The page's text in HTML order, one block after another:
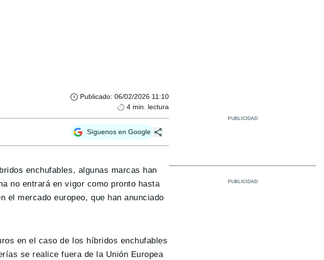
Publicado: 06/02/2026 11:10
4 min. lectura
Síguenos en Google
enchufables, algunas marcas han
no entrará en vigor como pronto hasta
el mercado europeo, que han anunciado
en el caso de los híbridos enchufable s
se realice fuera de la Unión Europea